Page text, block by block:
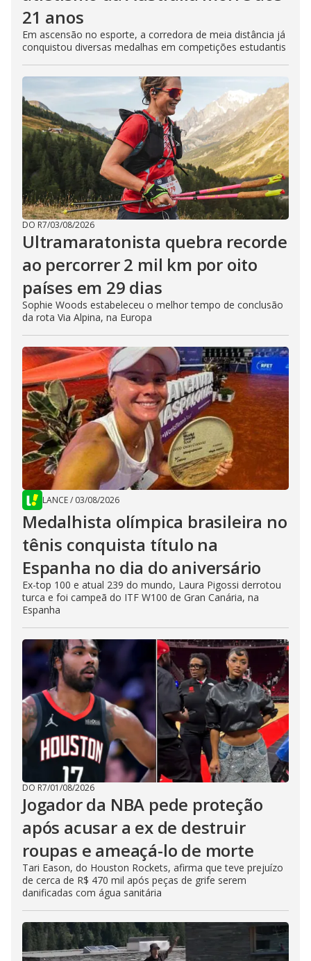
21 anos
Em ascensão no esporte, a corredora de meia distância já
conquistou diversas medalhas em competições estudantis
DO R7/03/08/2026
Ultramaratonista quebra recorde
ao percorrer 2 mil km por oito
países em 29 dias
Sophie Woods estabeleceu o melhor tempo de conclusão
da rota Via Alpina, na Europa
LANCE/ 03/08/2026
Medalhista olímpica brasileira no
tênis conquista título na
Espanha no dia do aniversário
Ex-top 100 e atual 239 do mundo, Laura Pigossi derrotou
turca e foi campeã do ITF W100 de Gran Canária, na
Espanha
DO R7/01/08/2026
Jogador da NBA pede proteção
após acusar a ex de destruir
roupas e ameaçá-lo de morte
Tari Eason, do Houston Rockets, afirma que teve prejuízo
de cerca de R$ 470 mil após peças de grife serem
danificadas com água sanitária